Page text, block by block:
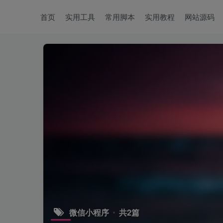
首页 实用工具 常用脚本 实用教程 网站源码
微信小程序 共2篇